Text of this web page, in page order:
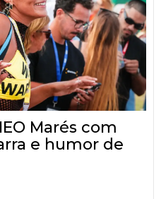
Marés com
e humor de